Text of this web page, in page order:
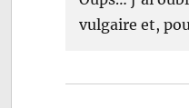
vulgaire et,